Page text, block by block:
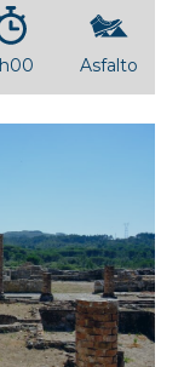
Asfalto